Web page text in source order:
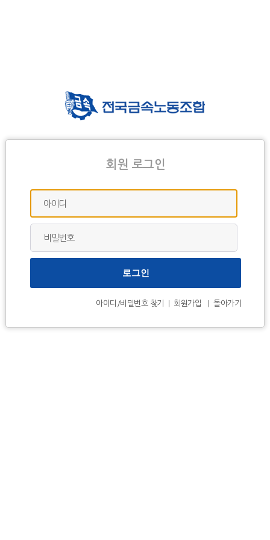
회원 로그인
아이디
비밀번호
아이디/비밀번호 찾기 회원가입 돌아가기